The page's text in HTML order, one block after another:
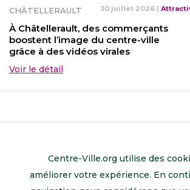
CHÂTELLERAULT 30 juillet 2026 |
À Châtellerault, des commerçants
boostent l’image du centre-ville
grâce à des vidéos virales
Voir le détail
Centre-Ville.org utilise des
améliorer votre expérience. En